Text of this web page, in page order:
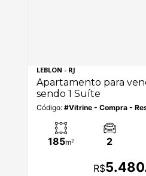
LEBLON - RJ
Apartamento para
sendo 1 Suíte
Código: #Vitrine - Compra -
185m2 2
R$